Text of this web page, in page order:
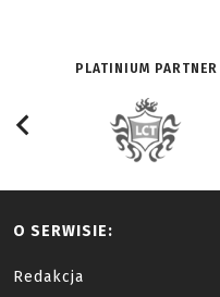
PLATINIUM PARTNER
O SERWISIE:
Redakcja